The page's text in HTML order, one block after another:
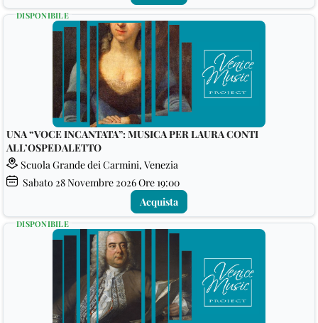
UNA “VOCE INCANTATA”: MUSICA PER LAURA CONTI
ALL’OSPEDALETTO
Scuola Grande dei Carmini, Venezia
Sabato 28Novembre 2026Ore 19:00
DISPONIBILE
Acquista
DISPONIBILE